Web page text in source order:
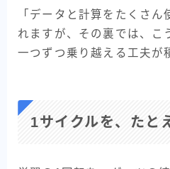
「データと計算をたくさ
れますが、その裏では、こ
一つずつ乗り越える工夫が
1サイクルを、たと